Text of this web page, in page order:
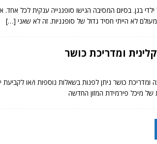
בגן. בסיום המסיבה הגישו סופגנייה ענקית לכל אחד.
לא הייתי חסיד גדול של סופגניות. זה לא שאני […]
קלינית ומדריכת כושר
ומדריכת כושר ניתן לפנות בשאלות נוספות ו/או לקביעת